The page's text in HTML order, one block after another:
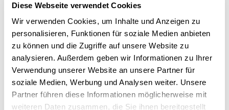
Diese Webseite verwendet Cookies
Wir verwenden Cookies, um Inhalte und Anzeigen zu
personalisieren, Funktionen für soziale Medien anbieten
zu können und die Zugriffe auf unsere Website zu
analysieren. Außerdem geben wir Informationen zu Ihrer
Verwendung unserer Website an unsere Partner für
soziale Medien, Werbung und Analysen weiter. Unsere
Partner führen diese Informationen möglicherweise mit
weiteren Daten zusammen, die Sie ihnen bereitgestellt